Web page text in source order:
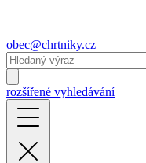
obec@chrtniky.cz
rozšířené vyhledávání